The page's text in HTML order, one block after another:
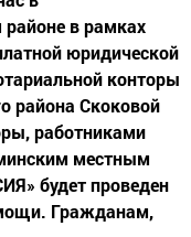
в рамках
юридической
конторы
района Скоковой
работниками
местным
будет проведен
Гражданам,